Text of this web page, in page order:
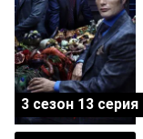
3 сезон 13 серия